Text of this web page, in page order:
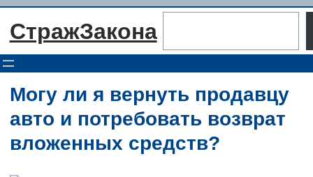
Перейти
СтражЗакона
Могу ли я вернуть продавцу
авто и потребовать возврат
вложенных средств?